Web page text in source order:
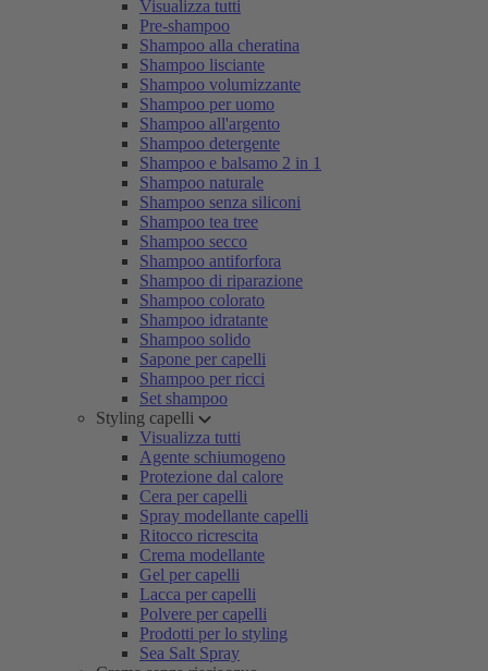
Visualizza tutti
Pre-shampoo
Shampoo alla cheratina
Shampoo lisciante
Shampoo volumizzante
Shampoo per uomo
Shampoo all'argento
Shampoo detergente
Shampoo e balsamo 2 in 1
Shampoo naturale
Shampoo senza siliconi
Shampoo tea tree
Shampoo secco
Shampoo antiforfora
Shampoo di riparazione
Shampoo colorato
Shampoo idratante
Shampoo solido
Sapone per capelli
Shampoo per ricci
Set shampoo
Styling capelli
Visualizza tutti
Agente schiumogeno
Protezione dal calore
Cera per capelli
Spray modellante capelli
Ritocco ricrescita
Crema modellante
Gel per capelli
Lacca per capelli
Polvere per capelli
Prodotti per lo styling
Sea Salt Spray